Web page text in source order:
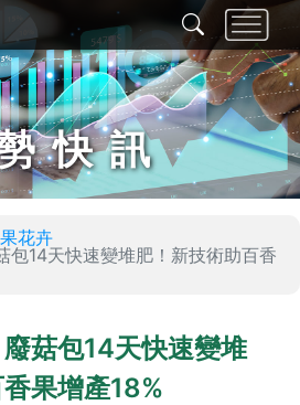
快訊
花卉
包14天快速變堆肥！新技術助百香
菇包14天快速變堆
果增產18%